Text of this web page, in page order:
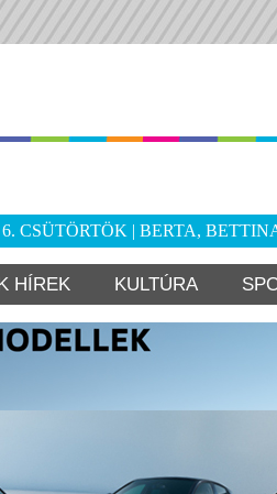
CSÜTÖRTÖK | BERTA,
HÍREK KULTÚRA